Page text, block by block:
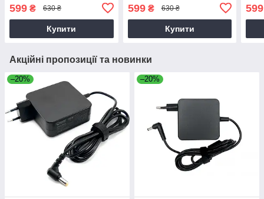
599 ₴ 630 ₴
Купити
599₴ 630 ₴
Купити
599
Акційні пропозиції та новинки
–20% –20%